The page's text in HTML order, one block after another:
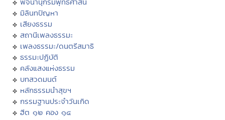
มิลินทปัญหา
เสียงธรรม
สถานีเพลงธรรมะ
เพลงธรรมะ/ดนตรีสมาธิ
ธรรมะปฏิบัติ
คลังแสงแห่งธรรม
บทสวดมนต์
หลักธรรมนำสุขฯ
กรรมฐานประจำวันเกิด
ฮีต ๑๒ คอง ๑๔